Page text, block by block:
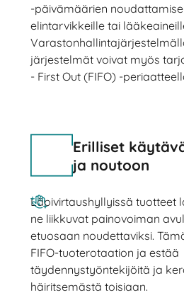
-päivämäärien
elintarvikkeille tai
järjestelmät voivat myös
- First Out (FIFO) -
Erilliset
ja noutoon
Läpivirtaushyllyissä tuotteet
ne liikkuvat painovoiman
etuosaan noudettaviksi.
FIFO-tuoterotaation ja estää
täydennystyöntekijöitä ja
häiritsemästä toisiaan.